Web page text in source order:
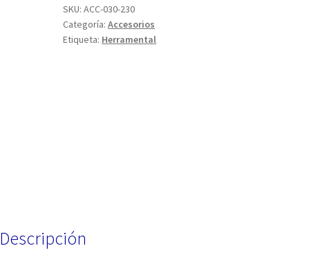
SKU:ACC-030-230
Categoría:Accesorios
Etiqueta: Herramental
Descripción